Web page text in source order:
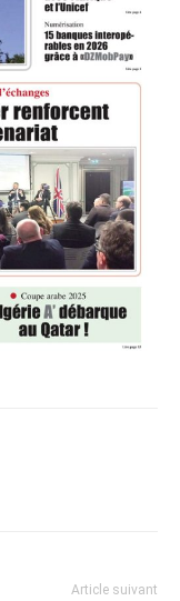
Article suivant